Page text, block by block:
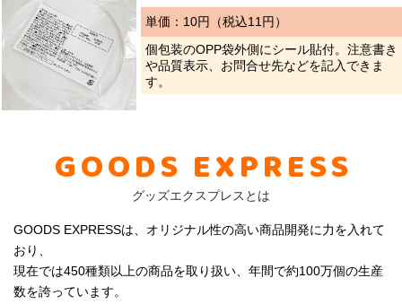
単価：10円（税込11円）
個包装のOPP袋外側にシール貼付。注意書き
や品質表示、お問合せ先などを記入できま
す。
GOODS EXPRESS
グッズエクスプレスとは
GOODS EXPRESSは、オリジナル性の高い商品開発に力を入れて
おり、
現在では450種類以上の商品を取り扱い、年間で約100万個の生産
数を誇っています。